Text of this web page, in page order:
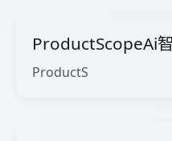
ProductScopeAi
ProductS